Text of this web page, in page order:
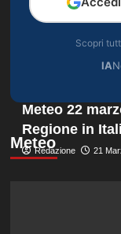
Scopri
IA
Meteo
Meteo 22
Regione in
Redazione 21